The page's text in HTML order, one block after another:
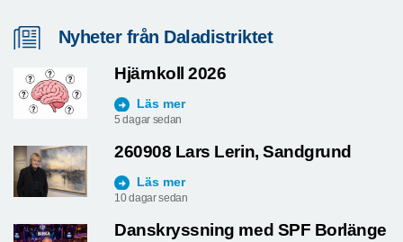
Nyheter från Daladistriktet
Hjärnkoll 2026
Läs mer
5 dagar sedan
260908 Lars Lerin, Sandgrund
Läs mer
10 dagar sedan
Danskryssning med SPF Borlänge